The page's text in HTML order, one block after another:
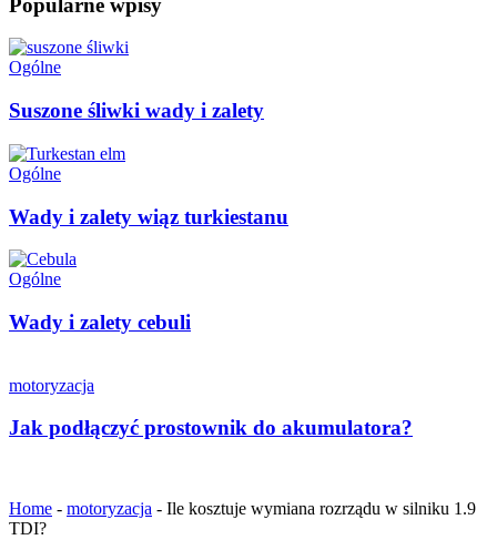
Popularne wpisy
Ogólne
Suszone śliwki wady i zalety
Ogólne
Wady i zalety wiąz turkiestanu
Ogólne
Wady i zalety cebuli
motoryzacja
Jak podłączyć prostownik do akumulatora?
Home - motoryzacja - Ile kosztuje wymiana rozrządu w silniku 1.9
TDI?